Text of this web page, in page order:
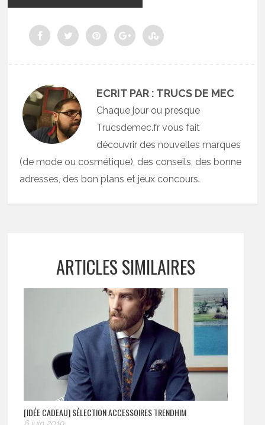
ECRIT PAR : TRUCS DE MEC
Chaque jour ou presque
Trucsdemec.fr vous fait
découvrir des nouvelles marques
(de mode ou cosmétique), des conseils, des bonne
adresses, des bon plans et jeux concours.
ARTICLES SIMILAIRES
[IDÉE CADEAU] SÉLECTION ACCESSOIRES TRENDHIM
6 juin 2019